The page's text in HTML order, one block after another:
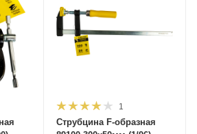
1
Струбцина F-образная